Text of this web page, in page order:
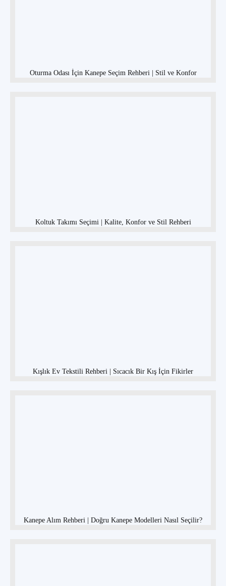
Oturma Odası İçin Kanepe Seçim Rehberi | Stil ve Konfor
Koltuk Takımı Seçimi | Kalite, Konfor ve Stil Rehberi
Kışlık Ev Tekstili Rehberi | Sıcacık Bir Kış İçin Fikirler
Kanepe Alım Rehberi | Doğru Kanepe Modelleri Nasıl Seçilir?